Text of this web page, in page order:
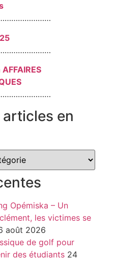
en
Opémiska – Un
les victimes se
août 2026
de golf pour
des étudiants 24